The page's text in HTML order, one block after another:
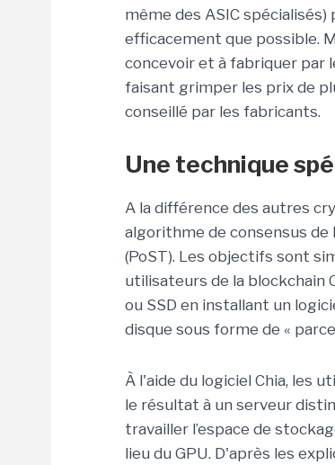
même des ASIC
efficacement que possible.
concevoir et à fabriquer par
faisant grimper les prix de
conseillé par les fabricants.
Une technique
A la différence des autres
algorithme de consensus de
(PoST). Les objectifs sont
utilisateurs de la blockchain
ou SSD en installant un
disque sous forme de «
À l'aide du logiciel Chia, les
le résultat à un serveur
travailler l’espace de
lieu du GPU. D'après les